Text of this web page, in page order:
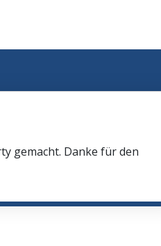
gemacht. Danke für den